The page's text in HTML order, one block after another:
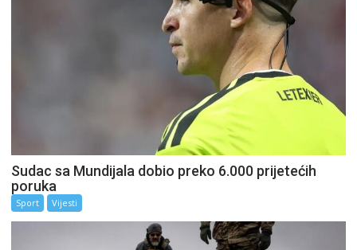
Sudac sa Mundijala dobio preko 6.000 prijetećih
poruka
Sport Vijesti